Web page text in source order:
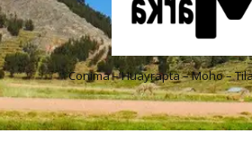
Conima – Huayrapta – Moho –